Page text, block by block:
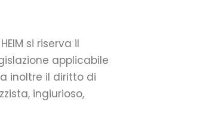
si riserva il
applicabile
inoltre il diritto di
ingiurioso,